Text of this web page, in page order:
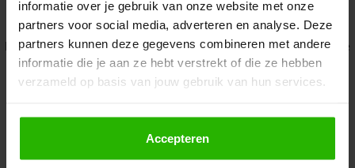
informatie over je gebruik van onze website met onze
partners voor social media, adverteren en analyse. Deze
partners kunnen deze gegevens combineren met andere
informatie die je aan ze hebt verstrekt of die ze hebben
verzameld op basis van jouw gebruik van hun services.
Als je op "Accepteer" klikt, dan geef je Voordeeluitjes.nl
toestemming om cookies voor social media en
gepersonaliseerde advertenties te plaatsen.
Accepteren
Application error: a client-side exception has occurred while
loadingwww.voordeeluitjes.nl (see the browser console for more
information).